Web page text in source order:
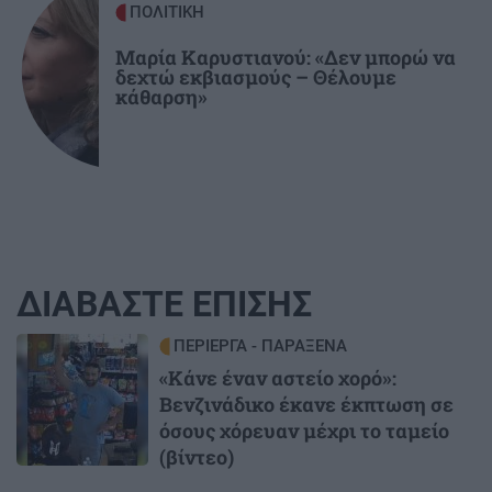
ΠΟΛΙΤΙΚΗ
Μαρία Καρυστιανού: «Δεν μπορώ να
δεχτώ εκβιασμούς – Θέλουμε
κάθαρση»
ΔΙΑΒΑΣΤΕ ΕΠΙΣΗΣ
Image ΠΕΡΙΕΡΓΑ - ΠΑΡΑΞΕΝΑ
«Κάνε έναν αστείο χορό»:
Βενζινάδικο έκανε έκπτωση σε
όσους χόρευαν μέχρι το ταμείο
(βίντεο)